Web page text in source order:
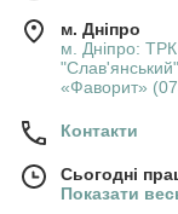
м. Дніпро
м. Дніпро:
«Фаворит»
Контакти
Сьогодні
Показати